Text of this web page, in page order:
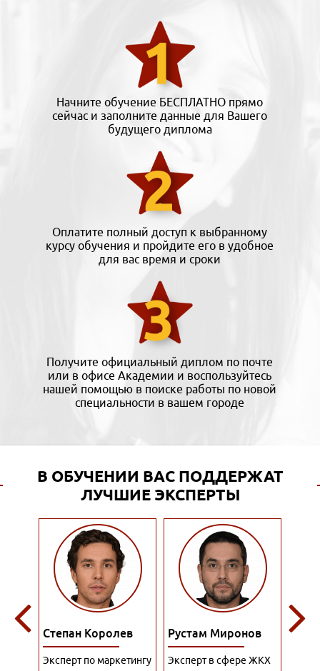
Начните обучение БЕСПЛАТНО прямо
сейчас и заполните данные для Вашего
будущего диплома
Оплатите полный доступ к выбранному
курсу обучения и пройдите его в удобное
для вас время и сроки
Получите официальный диплом по почте
или в офисе Академии и воспользуйтесь
нашей помощью в поиске работы по новой
специальности в вашем городе
В ОБУЧЕНИИ ВАС ПОДДЕРЖАТ
ЛУЧШИЕ ЭКСПЕРТЫ
Рустам Миронов
Эксперт в сфере ЖКХ
Роман Филатов
Специалист по